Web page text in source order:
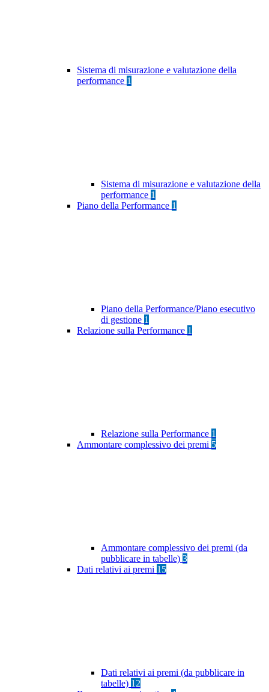
Sistema di misurazione e valutazione della
performance 1
Sistema di misurazione e valutazione della
performance 1
Piano della Performance 1
Piano della Performance/Piano esecutivo
di gestione 1
Relazione sulla Performance 1
Relazione sulla Performance 1
Ammontare complessivo dei premi 5
Ammontare complessivo dei premi (da
pubblicare in tabelle) 3
Dati relativi ai premi 15
Dati relativi ai premi (da pubblicare in
tabelle) 12